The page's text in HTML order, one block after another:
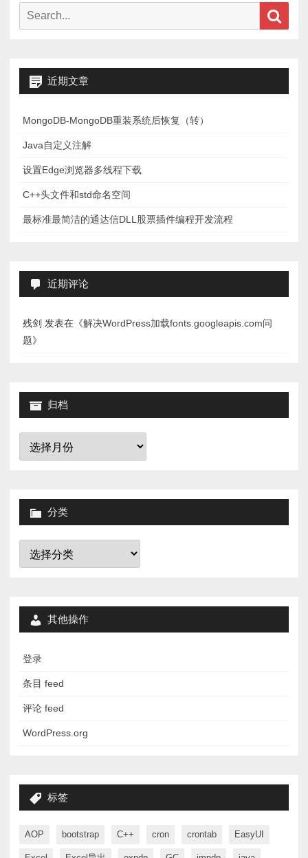
在
索
Search
近期文章
MongoDB-MongoDB重装系统后恢复（转）
Java自定义注解
设置Edge浏览器多线程下载
C++头文件和std命名空间
最标准最简洁的通达信DLL股票插件编程开发流程
近期评论
残剑 发表在《解决WordPress加载fonts.googleapis.com问
题》
归档
归
分类
分
其他操作
登录
条目 feed
评论 feed
WordPress.org
标签
AOP bootstrap C++ cron crontab EasyUI